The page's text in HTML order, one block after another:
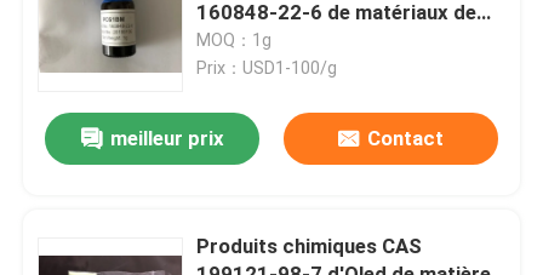
Contactez-nous
Demandez une citation
Matériel de revêtement en caoutchouc
160848-22-6 de matériaux de
PC61BM
MOQ：1g
Prix：USD1-100/g
meilleur prix Contact
Produits chimiques CAS